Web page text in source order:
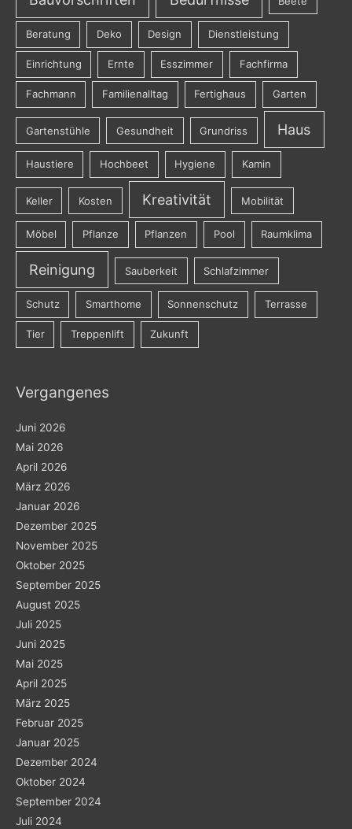
Beratung Deko Design Dienstleistung
Einrichtung Ernte Esszimmer Fachfirma
Fachmann Familienalltag Fertighaus Garten
Gartenstühle Gesundheit Grundriss Haus
Haustiere Hochbeet Hygiene Kamin
Keller Kosten Kreativität Mobilität
Möbel Pflanze Pflanzen Pool Raumklima
Reinigung Sauberkeit Schlafzimmer
Schutz Smarthome Sonnenschutz Terrasse
Tier Treppenlift Zukunft
Vergangenes
Juni 2026
Mai 2026
April 2026
März 2026
Januar 2026
Dezember 2025
November 2025
Oktober 2025
September 2025
August 2025
Juli 2025
Juni 2025
Mai 2025
April 2025
März 2025
Februar 2025
Januar 2025
Dezember 2024
Oktober 2024
September 2024
Juli 2024